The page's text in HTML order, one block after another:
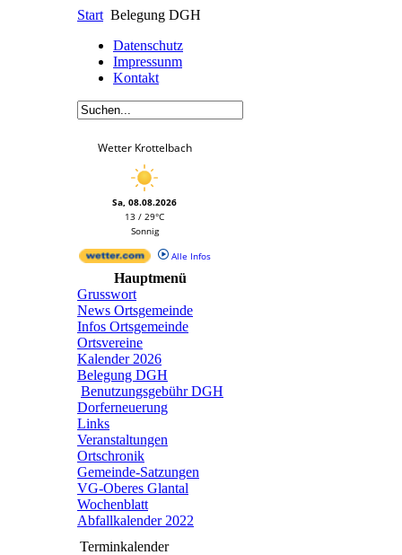
Start Belegung DGH
Datenschutz
Impressunm
Kontakt
Wetter Krottelbach
Sa, 08.08.2026
13 / 29°C
Sonnig
Alle Infos
Hauptmenü
Grusswort
News Ortsgemeinde
Infos Ortsgemeinde
Ortsvereine
Kalender 2026
Belegung DGH
Benutzungsgebühr DGH
Dorferneuerung
Links
Veranstaltungen
Ortschronik
Gemeinde-Satzungen
VG-Oberes Glantal
Wochenblatt
Abfallkalender 2022
Terminkalender